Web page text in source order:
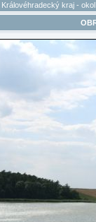
Královéhradecký kraj -